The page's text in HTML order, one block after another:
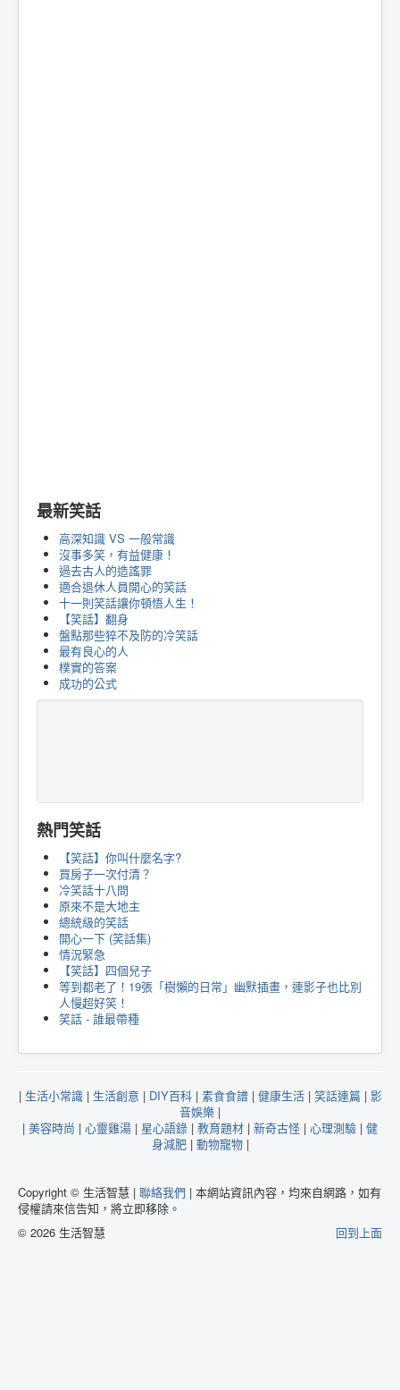
最新笑話
高深知識 VS 一般常識
沒事多笑，有益健康！
過去古人的造謠罪
適合退休人員開心的笑話
十一則笑話讓你頓悟人生！
【笑話】翻身
盤點那些猝不及防的冷笑話
最有良心的人
樸實的答案
成功的公式
熱門笑話
【笑話】你叫什麼名字?
買房子一次付清？
冷笑話十八問
原來不是大地主
總統級的笑話
開心一下 (笑話集)
情況緊急
【笑話】四個兒子
等到都老了！19張「樹懶的日常」幽默插畫，連影子也比別
人慢超好笑！
笑話 - 誰最帶種
| 生活小常識| 生活創意 | DIY百科| 素食食譜| 健康生活| 笑話連篇| 影
音娛樂 |
| 美容時尚 | 心靈雞湯 | 星心語錄 | 教育題材 | 新奇古怪 | 心理測驗 | 健
身減肥| 動物寵物|
Copyright © 生活智慧 | 聯絡我們 | 本網站資訊內容，均來自網路，如有
侵權請來信告知，將立即移除。
回到上面
© 2026 生活智慧